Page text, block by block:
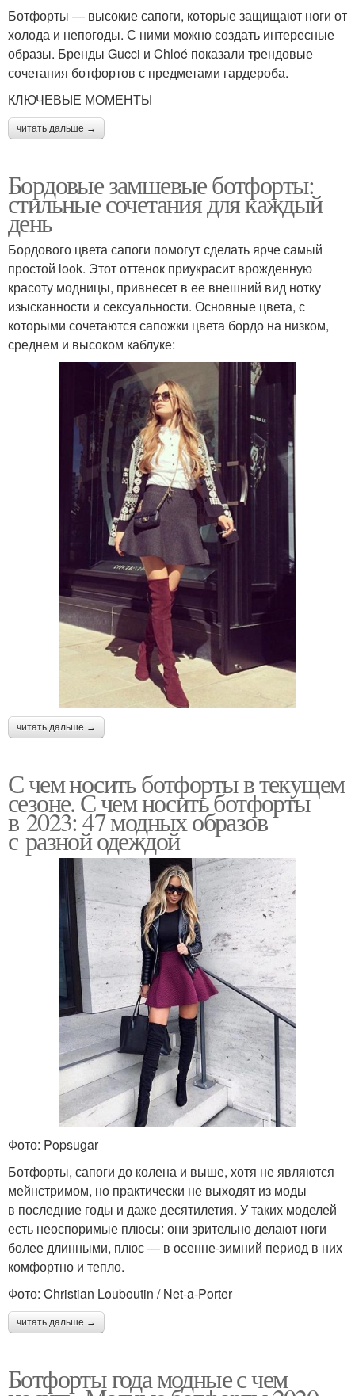
Ботфорты — высокие сапоги, которые защищают ноги от
холода и непогоды. С ними можно создать интересные
образы. Бренды Gucci и Chloé показали трендовые
сочетания ботфортов с предметами гардероба.
КЛЮЧЕВЫЕ МОМЕНТЫ
читать дальше →
Бордовые замшевые ботфорты:
стильные сочетания для каждый
день
Бордового цвета сапоги помогут сделать ярче самый
простой look. Этот оттенок приукрасит врожденную
красоту модницы, привнесет в ее внешний вид нотку
изысканности и сексуальности. Основные цвета, с
которыми сочетаются сапожки цвета бордо на низком,
среднем и высоком каблуке:
читать дальше →
С чем носить ботфорты в текущем
сезоне. С чем носить ботфорты
в 2023: 47 модных образов
с разной одеждой
Фото: Popsugar
Ботфорты, сапоги до колена и выше, хотя не являются
мейнстримом, но практически не выходят из моды
в последние годы и даже десятилетия. У таких моделей
есть неоспоримые плюсы: они зрительно делают ноги
более длинными, плюс — в осенне-зимний период в них
комфортно и тепло.
Фото: Christian Louboutin / Net-a-Porter
читать дальше →
Ботфорты года модные с чем